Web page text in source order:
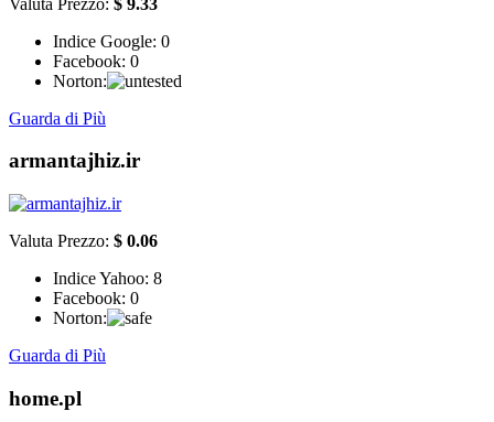
Indice Google: 0
Facebook: 0
Norton:
Guarda di Più
armantajhiz.ir
Valuta Prezzo: $ 0.06
Indice Yahoo: 8
Facebook: 0
Norton:
Guarda di Più
home.pl